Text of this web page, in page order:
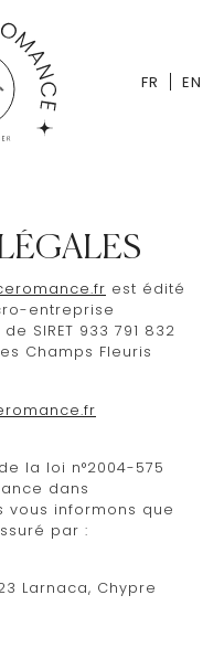
FR EN
est édité
entreprise
SIRET 933 791 832
Champs Fleuris
la loi n°2004-575
dans
vous informons que
par :
Larnaca, Chypre